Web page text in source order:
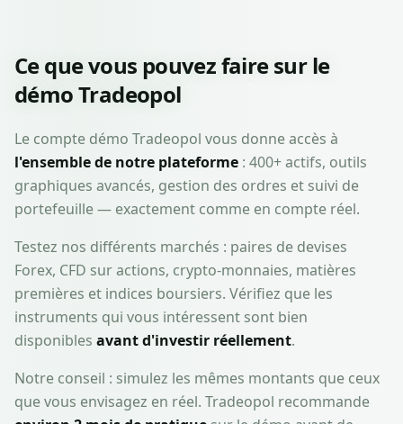
Ce que vous pouvez faire sur le
démo Tradeopol
Le compte démo Tradeopol vous donne accès à
l'ensemble de notre plateforme : 400+ actifs, outils
graphiques avancés, gestion des ordres et suivi de
portefeuille — exactement comme en compte réel.
Testez nos différents marchés : paires de devises
Forex, CFD sur actions, crypto-monnaies, matières
premières et indices boursiers. Vérifiez que les
instruments qui vous intéressent sont bien
disponibles avant d'investir réellement.
Notre conseil : simulez les mêmes montants que ceux
que vous envisagez en réel. Tradeopol recommande